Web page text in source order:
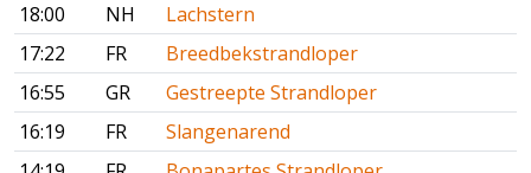
18:00
NH
Lachstern
17:22
FR
Breedbekstrandloper
16:55
GR
Gestreepte Strandloper
16:19
FR
Slangenarend